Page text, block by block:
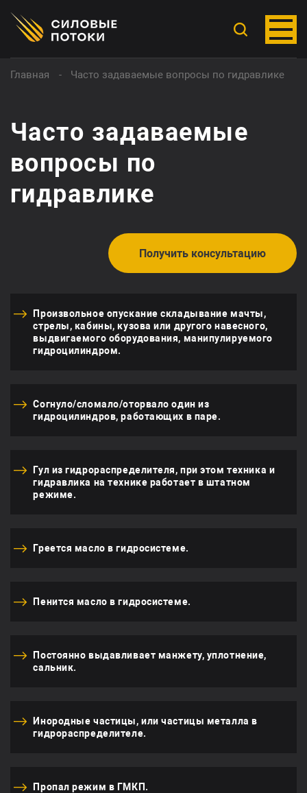
Главная Часто задаваемые вопросы по гидравлике
Часто задаваемые
вопросы по
гидравлике
Получить консультацию
Произвольное опускание складывание мачты,
стрелы, кабины, кузова или другого навесного,
выдвигаемого оборудования, манипулируемого
гидроцилиндром.
Согнуло/сломало/оторвало один из
гидроцилиндров, работающих в паре.
Гул из гидрораспределителя, при этом техника и
гидравлика на технике работает в штатном
режиме.
Греется масло в гидросистеме.
Пенится масло в гидросистеме.
Постоянно выдавливает манжету, уплотнение,
сальник.
Инородные частицы, или частицы металла в
гидрораспределителе.
Пропал режим в ГМКП.